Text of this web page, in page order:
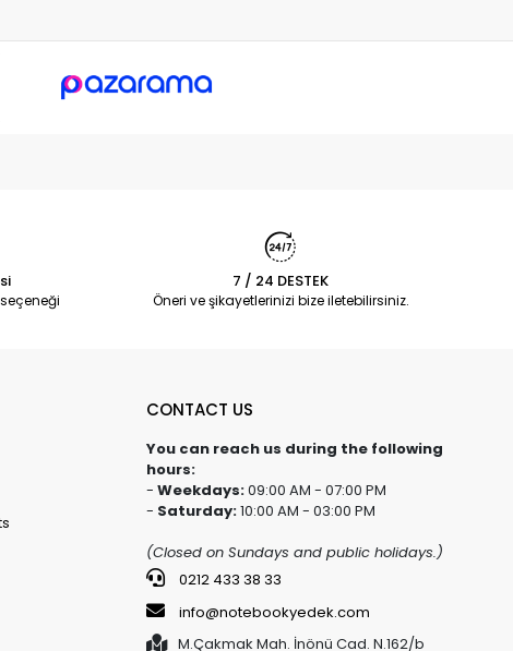
7 / 24 DESTEK
Öneri ve şikayetlerinizi bize iletebilirsiniz.
CONTACT US
You can reach us during the following
hours:
- Weekdays:09:00 AM - 07:00 PM
- Saturday:10:00 AM - 03:00 PM
(Closed on Sundays and public holidays.)
0212 433 38 33
info@notebookyedek.com
M.Çakmak Mah. İnönü Cad. N.162/b